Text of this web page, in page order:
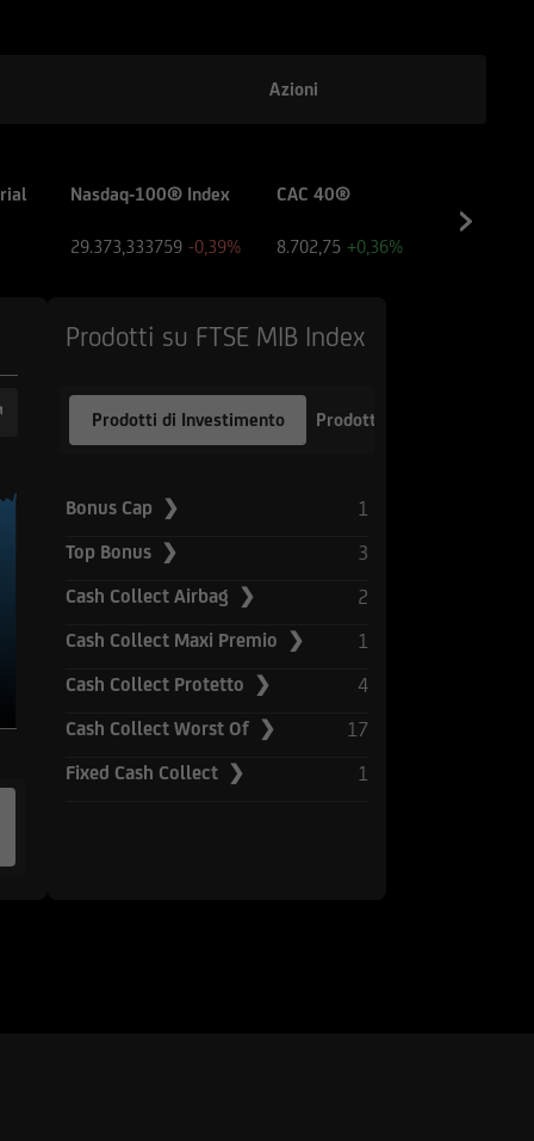
Azioni
Nasdaq-100® Index
29.373,333759 -0,39%
CAC 40®
8.702,75 +0,36%
Prodotti su FTSE MIB Index
Prodotti di Investimento Prodotti a Leva
Bonus Cap ❯ 1
Top Bonus ❯ 3
Cash Collect Airbag ❯ 2
Cash Collect Maxi Premio ❯ 1
Cash Collect Protetto ❯ 4
Cash Collect Worst Of ❯ 17
Fixed Cash Collect ❯ 1
dall'utente per
sia collegato
né come ricerca
fa riferimento il Sito
nel settore
e di
insieme ai
Tutte le
e sul dettaglio dei
devono essere
Bank GmbH -
prese
avere posizioni
le informazioni e
o vendere
collegate;
maker rispetto
investimento o di
in tema di conflitti